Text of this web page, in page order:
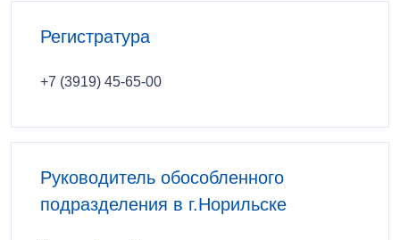
Регистратура
+7 (3919) 45-65-00
Руководитель обособленного
подразделения в г.Норильске